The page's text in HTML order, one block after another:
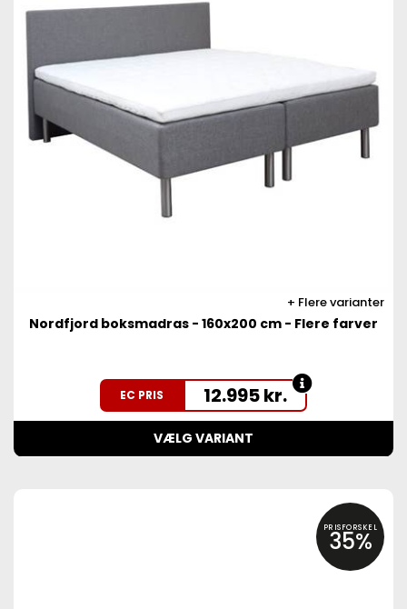
Flere varianter
Nordfjord boksmadras - 160x200 cm - Flere farver
EC PRIS 12.995kr.
VÆLG VARIANT
PRISFORSKEL
35%